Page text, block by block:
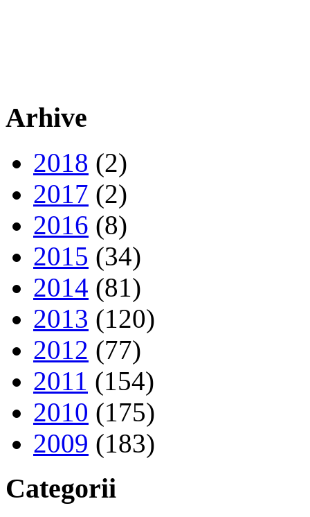
Arhive
2018 (2)
2017 (2)
2016 (8)
2015 (34)
2014 (81)
2013 (120)
2012 (77)
2011 (154)
2010 (175)
2009 (183)
Categorii